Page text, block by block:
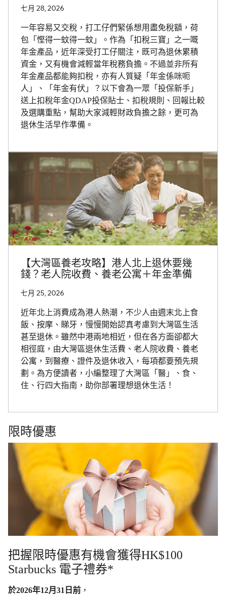
七月 28, 2026
一年容易又交稅，打工仔們緊係想用盡免稅額，荷
包「慳得一蚊得一蚊」。作為「扣稅三寶」之一嘅
年金產品，近年深受打工仔關注，既可為退休累積
資金，又有機會減輕當年稅務負擔。不過並非所有
年金產品都能夠扣稅，亦有人質疑「年金係咪呃
人」、「年金有伏」？以下會為一眾「投保新手」
送上扣稅年金QDAP投保貼士、扣稅規則、回報比較
及選購重點，幫助大家減輕財政負擔之餘，更可為
退休生活早作準備。
【大灣區養老攻略】港人北上退休要幾
錢？老人院收費、養老公寓＋年金準備
七月 25, 2026
近年北上消費成為港人熱潮，不少人由週末北上食
飯、按摩、睇牙，慢慢開始認真考慮到大灣區生活
甚至退休。雖然中港兩地相近，但在各方面卻都大
相徑庭，由大灣區退休生活費、老人院收費、養老
公寓，到醫療、證件及退休收入，每項都要預先規
劃。為方便讀者，小編整理了大灣區「醫」、食、
住、行四大指南，助你部署理想退休生活！
限時優惠
把握限時優惠有機會獲得HK$100
Starbucks 電子禮券*
於2026年12月31日前 ，